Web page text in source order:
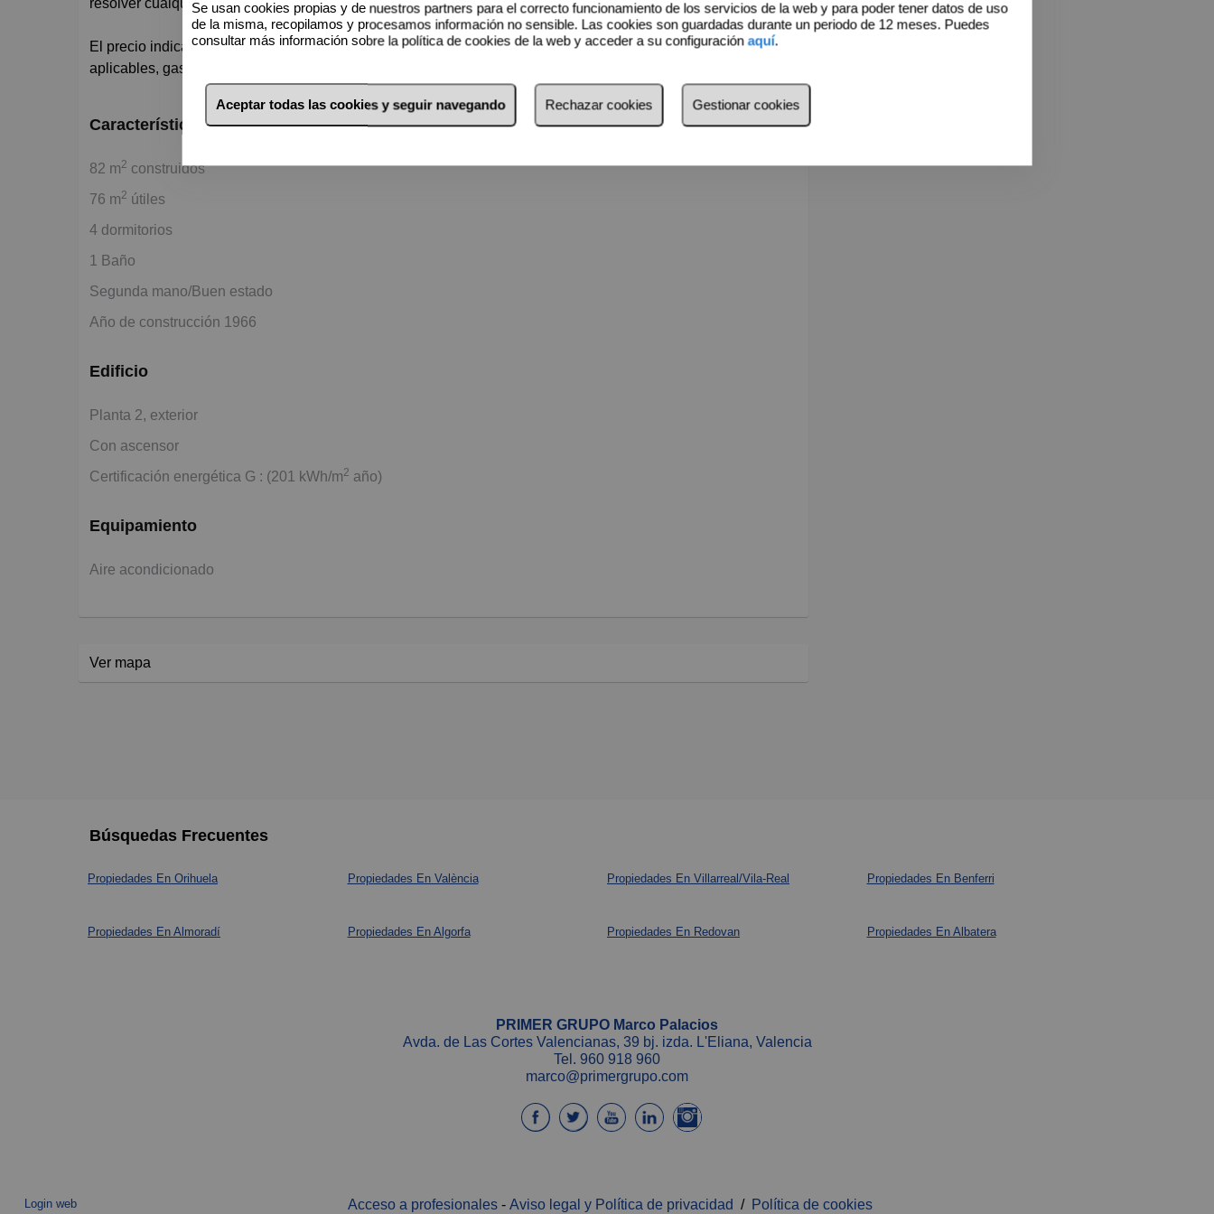
resolver cualquier duda.
El precio indicado en este anuncio no incluye los gastos propios de la compraventa, tales como impuestos
aplicables, gastos de notaría, registro o gestoría.
Características básicas
82 m2 construidos
76 m2 útiles
4 dormitorios
1 Baño
Segunda mano/Buen estado
Año de construcción 1966
Edificio
Planta 2, exterior
Con ascensor
Certificación energética G : (201 kWh/m2 año)
Equipamiento
Aire acondicionado
Ver mapa
Búsquedas Frecuentes
Propiedades En Orihuela Propiedades En València Propiedades En Villarreal/Vila-Real Propiedades En Benferri
Propiedades En Almoradí Propiedades En Algorfa Propiedades En Redovan Propiedades En Albatera
PRIMER GRUPO Marco Palacios
Avda. de Las Cortes Valencianas, 39 bj. izda. L'Eliana, Valencia
Tel. 960 918 960
marco@primergrupo.com
Login web Acceso a profesionales -Aviso legal y Política de privacidad / Política de cookies
Se usan cookies propias y de nuestros partners para el correcto funcionamiento de los servicios de la web y para poder tener datos de uso
de la misma, recopilamos y procesamos información no sensible. Las cookies son guardadas durante un periodo de 12 meses. Puedes
consultar más información sobre la política de cookies de la web y acceder a su configuraciónaquí.
Aceptar todas las cookies y seguir navegando Rechazar cookies Gestionar cookies